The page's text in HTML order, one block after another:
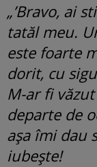
„’Bravo, ai
tatăl meu.
este foarte
dorit, cu
M-ar fi
departe de
așa îmi dau
iubește!